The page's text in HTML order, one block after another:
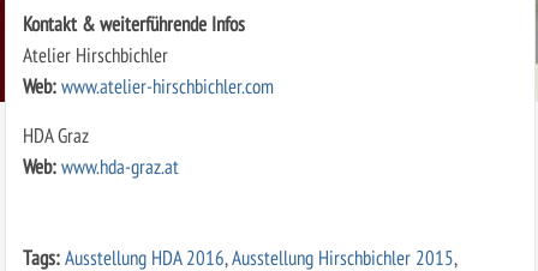
Kontakt & weiterführende Infos
Atelier Hirschbichler
Web:www.atelier-hirschbichler.com
HDA Graz
Web:www.hda-graz.at
Tags:Ausstellung HDA 2016,Ausstellung Hirschbichler 2015,